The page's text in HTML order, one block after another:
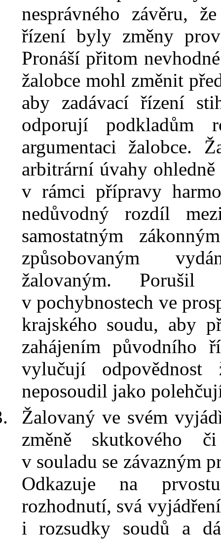
nesprávného závěru,
řízení byly změny
Pronáší přitom
žalobce mohl změnit
aby zadávací řízení
odporují podkladům
argumentaci žalobce.
arbitrární úvahy
v rámci přípravy
nedůvodný rozdíl
samostatným
způsobovaným
žalovaným. Porušil
v pochybnostech ve
krajského soudu, aby
zahájením původního
vylučují
neposoudil jako
Žalovaný ve svém
změně skutkového
v souladu se závazným
Odkazuje na
rozhodnutí, svá
i rozsudky soudů a